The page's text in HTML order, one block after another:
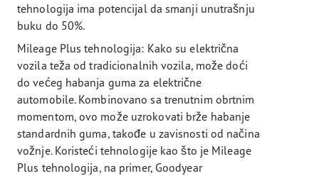
tehnologija ima potencijal da smanji unutrašnju
buku do 50%.
Mileage Plus tehnologija: Kako su električna
vozila teža od tradicionalnih vozila, može doći
do većeg habanja guma za električne
automobile. Kombinovano sa trenutnim obrtnim
momentom, ovo može uzrokovati brže habanje
standardnih guma, takođe u zavisnosti od načina
vožnje. Koristeći tehnologije kao što je Mileage
Plus tehnologija, na primer, Goodyear